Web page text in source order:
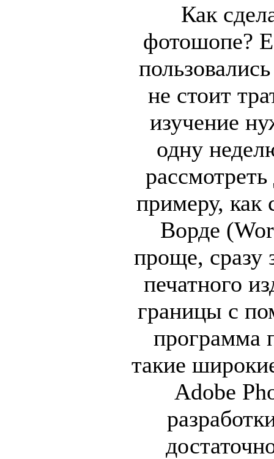
Как
фотошопе?
не стоит
изучение
одну
примеру, как
Ворде
проще, сразу
печатного
границы с
программа
такие
Adobe